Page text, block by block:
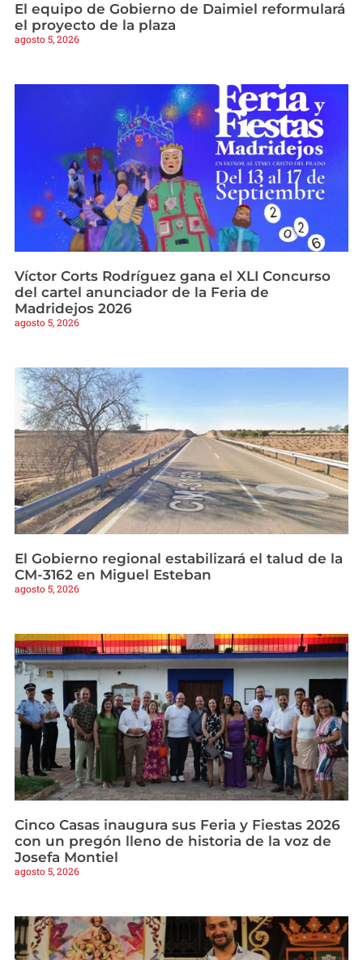
El equipo de Gobierno de Daimiel reformulará
el proyecto de la plaza
agosto 5, 2026
Víctor Corts Rodríguez gana el XLI Concurso
del cartel anunciador de la Feria de
Madridejos 2026
agosto 5, 2026
El Gobierno regional estabilizará el talud de la
CM-3162 en Miguel Esteban
agosto 5, 2026
Cinco Casas inaugura sus Feria y Fiestas 2026
con un pregón lleno de historia de la voz de
Josefa Montiel
agosto 5, 2026